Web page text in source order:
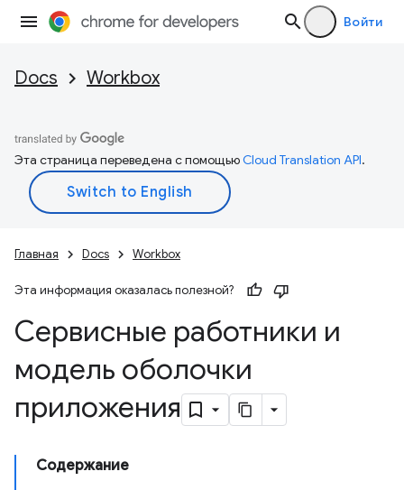
Войти
Docs Workbox
Эта страница переведена с помощьюCloud Translation API.
Главная Docs Workbox
Эта информация оказалась полезной?
Сервисные работники и
модель оболочки
приложения
Содержание